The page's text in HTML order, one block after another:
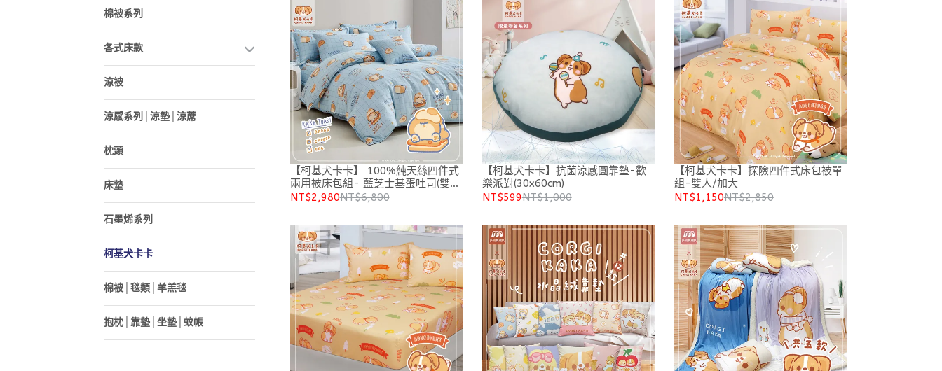
棉被系列
各式床款
涼被
涼感系列│涼墊│涼蓆
枕頭
床墊
石墨烯系列
柯基犬卡卡
棉被│毯類│羊羔毯
抱枕│靠墊│坐墊│蚊帳
【柯基犬卡卡】 100%純天絲四件式
兩用被床包組- 藍芝士基蛋吐司(雙
人/加大/特大)
NT$2,980NT$6,800
【柯基犬卡卡】抗菌涼感圓靠墊-歡
樂派對(30x60cm)
NT$599NT$1,000
【柯基犬卡卡】探險四件式床包被單
組-雙人/加大
NT$1,150NT$2,850